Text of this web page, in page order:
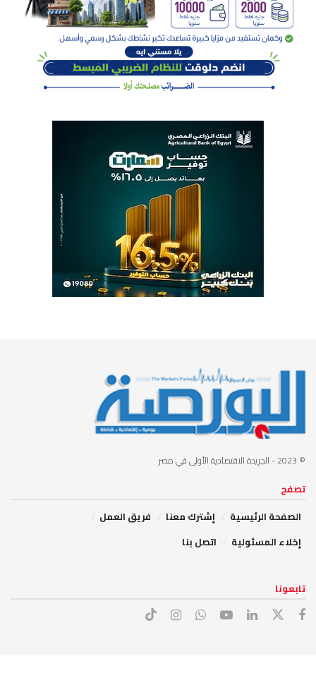
© 2023 - الجريدة الاقتصادية الأولى في مصر
تصفح
الصفحة الرئيسية
إشترك معنا
فريق العمل
إخلاء المسئولية
اتصل بنا
تابعونا